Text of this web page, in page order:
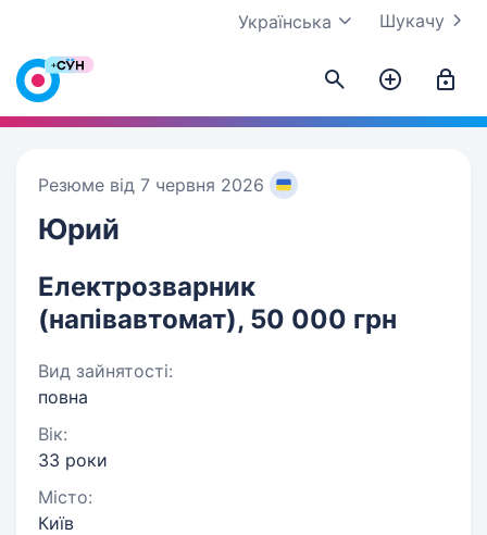
Шукачу
Українська
Резюме від 7 червня 2026
Юрий
Електрозварник
(напівавтомат), 50 000 грн
Вид зайнятості:
повна
Вік:
33 роки
Місто:
Київ